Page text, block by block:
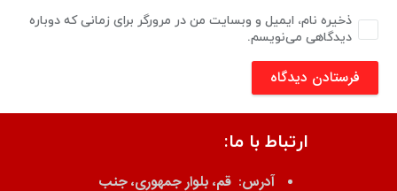
ذخیره نام، ایمیل و وبسایت من در مرورگر برای زمانی که دوباره
دیدگاهی می‌نویسم.
فرستادن دیدگاه
ارتباط با ما:
آدرس: قم، بلوار جمهوری، جنب